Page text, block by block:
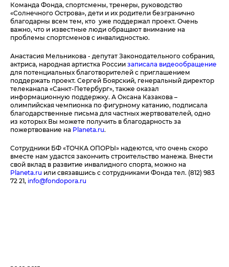
Команда Фонда, спортсмены, тренеры, руководство
«Солнечного Острова», дети и их родители безгранично
благодарны всем тем, кто уже поддержал проект. Очень
важно, что и известные люди обращают внимание на
проблемы спортсменов с инвалидностью.
Анастасия Мельникова - депутат Законодательного собрания,
актриса, народная артистка Россиизаписала видеообращение
для потенциальных благотворителей с приглашением
поддержать проект. Сергей Боярский, генеральный директор
телеканала «Санкт-Петербург», также оказал
информационную поддержку. А Оксана Казакова –
олимпийская чемпионка по фигурному катанию, подписала
благодарственные письма для частных жертвователей, одно
из которых Вы можете получить в благодарность за
пожертвование на Planeta.ru.
Сотрудники БФ «ТОЧКА ОПОРЫ» надеются, что очень скоро
вместе нам удастся закончить строительство манежа. Внести
свой вклад в развитие инвалидного спорта, можно на
Planeta.ru или связавшись с сотрудниками Фонда тел. (812) 983
72 21, info@fondopora.ru